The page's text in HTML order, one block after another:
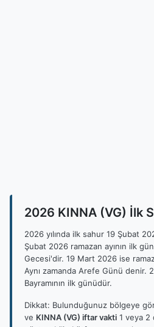
2026 KINNA (VG) İlk
2026 yılında ilk sahur 19 Şubat
Şubat 2026 ramazan ayının ilk
Gecesi'dir. 19 Mart 2026 ise
Aynı zamanda Arefe Günü denir.
Bayramının ilk günüdür.
Dikkat: Bulunduğunuz bölgeye
ve KINNA (VG) iftar vakti 1 veya 2